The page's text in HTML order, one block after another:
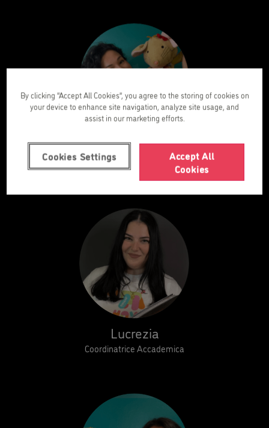
Elisa
Responsabile del centro
Lucrezia
Coordinatrice Accademica
By clicking “Accept All Cookies”, you agree to the storing of cookies on
your device to enhance site navigation, analyze site usage, and
assist in our marketing efforts.
Accept All
Cookies
Cookies Settings